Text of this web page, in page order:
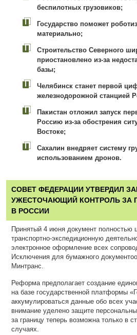
беспилотных грузовиков;
Государство поможет
материально;
Строительство Северного
приостановлено из-за
базы;
Челябинск станет первой
железнодорожной станцией
Пакистан отложил запуск
Россию из-за обострения
Востоке;
Сахалин внедряет систему
использованием дронов.
СОВЕТ ФЕДЕРАЦИИ УТВЕРДИЛ
УЖЕСТОЧАЮЩИЙ КОНТРОЛЬ ЗА
В РОССИИ
Принятый 4 июня документ полностью
транспортно-экспедиционную
электронное оформление всех
Исключения для бумажного
Минтранс.
Реформа предполагает создание
на базе государственной платформы
аккумулироваться данные обо всех
внимание уделено защите
за границу теперь возможна только в
случаях.